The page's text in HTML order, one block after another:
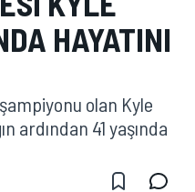
HAYATINI
olan Kyle
ardından 41 yaşında